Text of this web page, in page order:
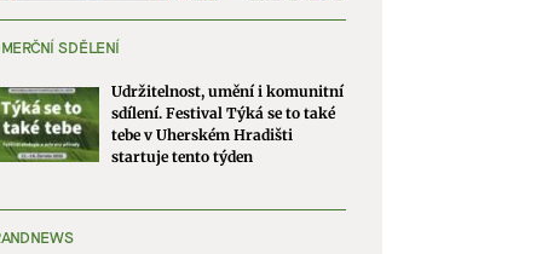
SDĚLENÍ
Udržitelnost, umění i komunitní
sdílení. Festival Týká se to také
tebe v Uherském Hradišti
startuje tento týden